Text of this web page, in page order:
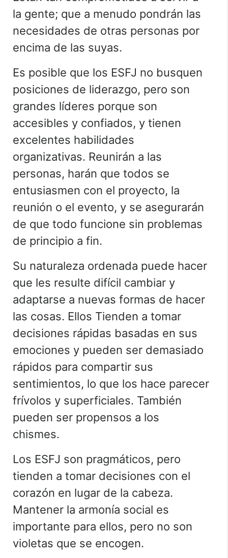
la gente; que a menudo pondrán las
necesidades de otras personas por
encima de las suyas.
Es posible que los ESFJ no busquen
posiciones de liderazgo, pero son
grandes líderes porque son
accesibles y confiados, y tienen
excelentes habilidades
organizativas. Reunirán a las
personas, harán que todos se
entusiasmen con el proyecto, la
reunión o el evento, y se asegurarán
de que todo funcione sin problemas
de principio a fin.
Su naturaleza ordenada puede hacer
que les resulte difícil cambiar y
adaptarse a nuevas formas de hacer
las cosas. Ellos Tienden a tomar
decisiones rápidas basadas en sus
emociones y pueden ser demasiado
rápidos para compartir sus
sentimientos, lo que los hace parecer
frívolos y superficiales. También
pueden ser propensos a los
chismes.
Los ESFJ son pragmáticos, pero
tienden a tomar decisiones con el
corazón en lugar de la cabeza.
Mantener la armonía social es
importante para ellos, pero no son
violetas que se encogen.